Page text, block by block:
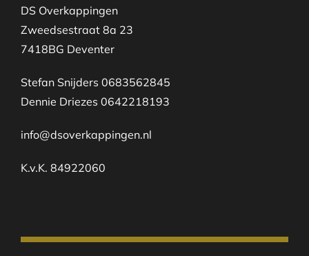
DS Overkappingen
Zweedsestraat 8a 23
7418BG Deventer
Stefan Snijders 0683562845
Dennie Driezes 0642218193
info@dsoverkappingen.nl
K.v.K. 84922060